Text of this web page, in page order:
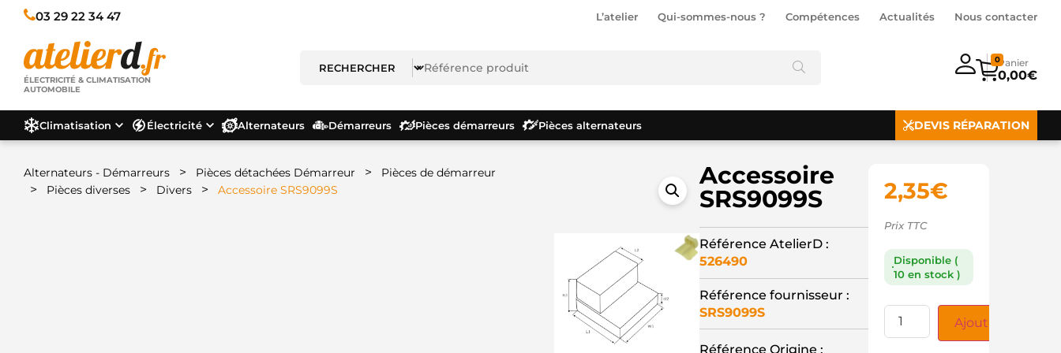
03 29 22 34 47 L’atelier Qui-sommes-nous ? Compétences Actualités Nous contacter
ÉLECTRICITÉ & CLIMATISATION
AUTOMOBILE
0,00€
0
Climatisation Électricité Alternateurs Démarreurs Pièces démarreurs Pièces alternateurs DEVIS RÉPARATION
Alternateurs - Démarreurs > Pièces détachées Démarreur > Pièces de démarreur
> Pièces diverses > Divers > Accessoire SRS9099S
Accessoire
SRS9099S
Référence AtelierD :
526490
Référence fournisseur :
SRS9099S
Référence Origine :
2,35€
Prix TTC
Disponible (
10 en stock )
Ajouter au